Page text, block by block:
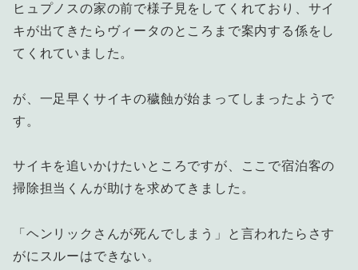
ヒュプノスの家の前で様子見をしてくれており、サイ
キが出てきたらヴィータのところまで案内する係をし
てくれていました。
が、一足早くサイキの穢蝕が始まってしまったようで
す。
サイキを追いかけたいところですが、ここで宿泊客の
掃除担当くんが助けを求めてきました。
「ヘンリックさんが死んでしまう」と言われたらさす
がにスルーはできない。